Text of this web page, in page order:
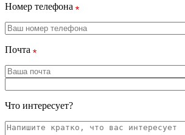
Номер телефона
Почта
Что интересует?